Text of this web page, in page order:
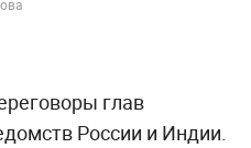
глав
России и Индии.